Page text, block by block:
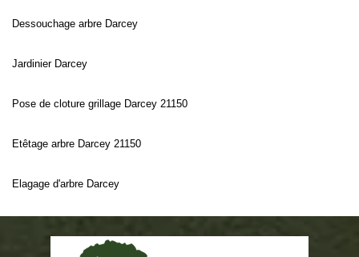
Dessouchage arbre Darcey
Jardinier Darcey
Pose de cloture grillage Darcey 21150
Etêtage arbre Darcey 21150
Elagage d'arbre Darcey